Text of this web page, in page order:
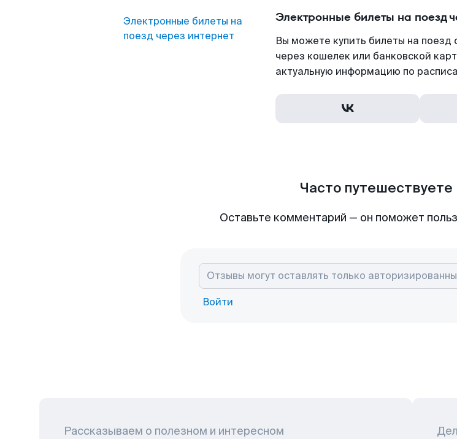
Электронные билеты на
поезд через интернет
Электронные билеты на поезд
Вы можете купить билеты на
через кошелек или банковской
актуальную информацию по
Часто
Оставьте комментарий — он поможет
Войти
Рассказываем о полезном и интересном